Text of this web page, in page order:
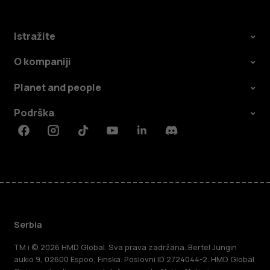
Istražite
O kompaniji
Planet and people
Podrška
FacebookInstagramTiktokYoutubeLinkedinDiscord
Serbia
TM i © 2026 HMD Global. Sva prava zadržana. Bertel Jungin
aukio 9, 02600 Espoo, Finska. Poslovni ID 2724044-2. HMD Global